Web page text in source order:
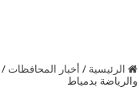
الرئيسية / أخبار المحافظات /
والرياضة بدمياط